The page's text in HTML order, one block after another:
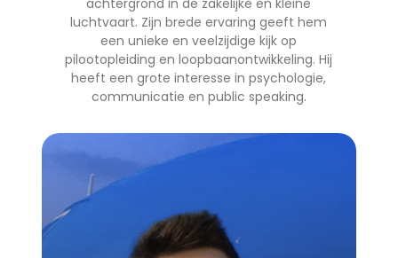
achtergrond in de zakelijke en kleine
luchtvaart. Zijn brede ervaring geeft hem
een unieke en veelzijdige kijk op
pilootopleiding en loopbaanontwikkeling. Hij
heeft een grote interesse in psychologie,
communicatie en public speaking.